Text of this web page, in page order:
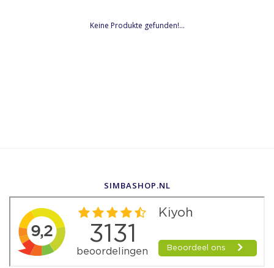
Keine Produkte gefunden!...
SIMBASHOP.NL